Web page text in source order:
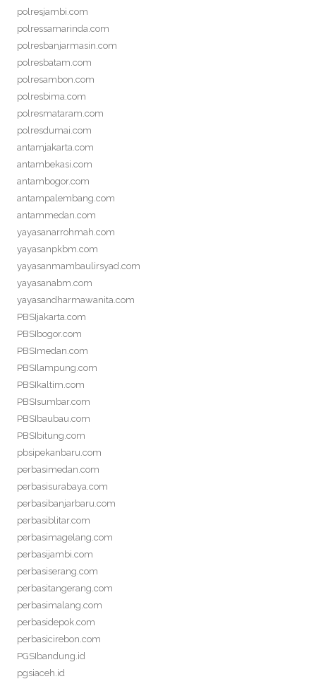
polresjambi.com
polressamarinda.com
polresbanjarmasin.com
polresbatam.com
polresambon.com
polresbima.com
polresmataram.com
polresdumai.com
antamjakarta.com
antambekasi.com
antambogor.com
antampalembang.com
antammedan.com
yayasanarrohmah.com
yayasanpkbm.com
yayasanmambaulirsyad.com
yayasanabm.com
yayasandharmawanita.com
PBSIjakarta.com
PBSIbogor.com
PBSImedan.com
PBSIlampung.com
PBSIkaltim.com
PBSIsumbar.com
PBSIbaubau.com
PBSIbitung.com
pbsipekanbaru.com
perbasimedan.com
perbasisurabaya.com
perbasibanjarbaru.com
perbasiblitar.com
perbasimagelang.com
perbasijambi.com
perbasiserang.com
perbasitangerang.com
perbasimalang.com
perbasidepok.com
perbasicirebon.com
PGSIbandung.id
pgsiaceh.id